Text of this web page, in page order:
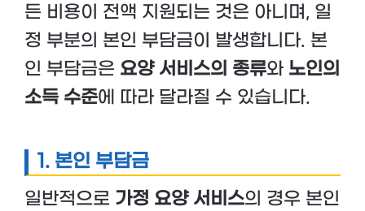
든 비용이 전액 지원되는 것은 아니며, 일
정 부분의 본인 부담금이 발생합니다. 본
인 부담금은 요양 서비스의 종류와 노인의
소득 수준에 따라 달라질 수 있습니다.
1. 본인 부담금
일반적으로 가정 요양 서비스의 경우 본인